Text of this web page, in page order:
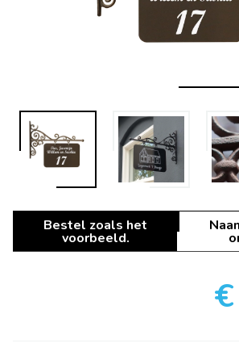
Bestel zoals het
voorbeeld.